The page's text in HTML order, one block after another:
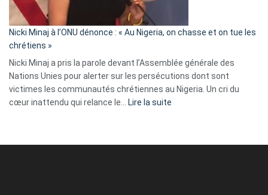
parle
ses
tripes »
Nicki Minaj à l’ONU dénonce : « Au Nigeria, on chasse et on tue les
chrétiens »
Nicki Minaj a pris la parole devant l’Assemblée générale des
Nations Unies pour alerter sur les persécutions dont sont
victimes les communautés chrétiennes au Nigeria. Un cri du
cœur inattendu qui relance le…
Lire la suite